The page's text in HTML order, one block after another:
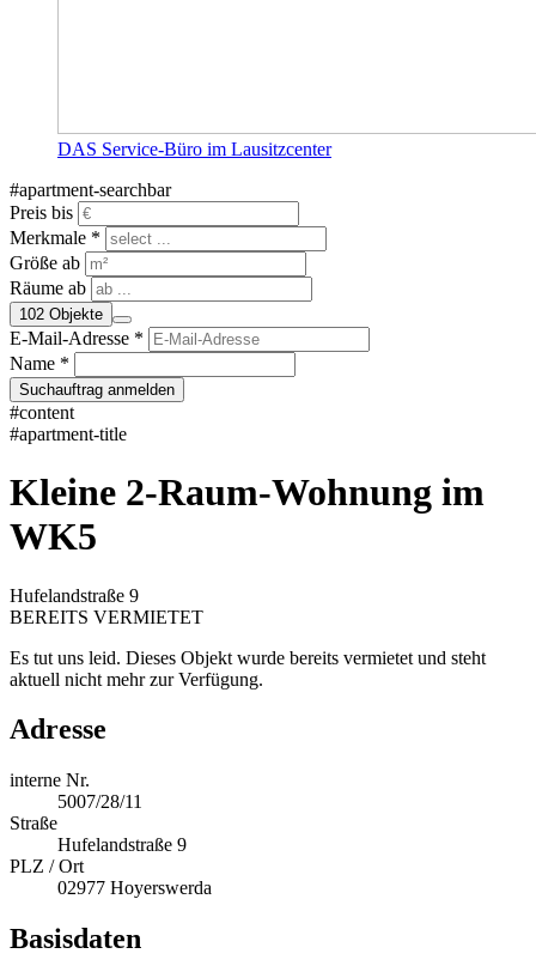
DAS Service-Büro im Lausitzcenter
#apartment-searchbar
Preis bis
Merkmale *
Größe ab
Räume ab
102 Objekte
E-Mail-Adresse *
Name *
Suchauftrag anmelden
#content
#apartment-title
Kleine 2-Raum-Wohnung im
WK5
Hufelandstraße 9
BEREITS VERMIETET
Es tut uns leid. Dieses Objekt wurde bereits vermietet und steht
aktuell nicht mehr zur Verfügung.
Adresse
interne Nr.
5007/28/11
Straße
Hufelandstraße 9
PLZ / Ort
02977 Hoyerswerda
Basisdaten